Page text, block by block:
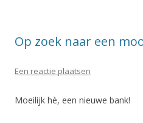
Op zoek naar een
Een reactie plaatsen
Moeilijk hè, een nieuwe bank!